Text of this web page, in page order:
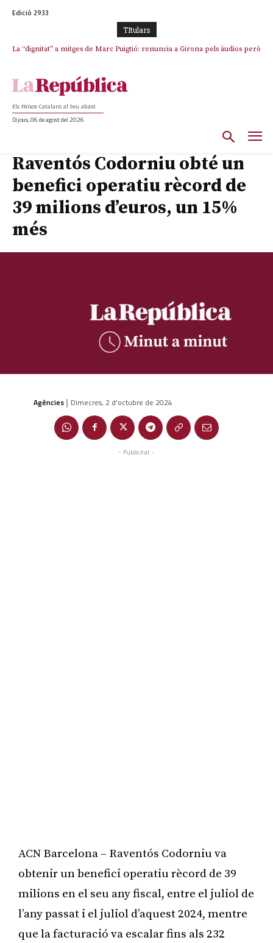
Edició 2933
TItulars
La “dignitat” a mitges de Marc Puigtió: renuncia a Girona pels àudios però
Els Països Catalans al teu abast
Dijous, 06 de agost del 2026
Raventós Codorniu obté un
benefici operatiu rècord de
39 milions d’euros, un 15%
més
Agències | Dimecres, 2 d'octubre de 2024
- Publicitat -
ACN Barcelona – Raventós Codorniu va
obtenir un benefici operatiu rècord de 39
milions en el seu any fiscal, entre el juliol de
l’any passat i el juliol d’aquest 2024, mentre
que la facturació va escalar fins als 232